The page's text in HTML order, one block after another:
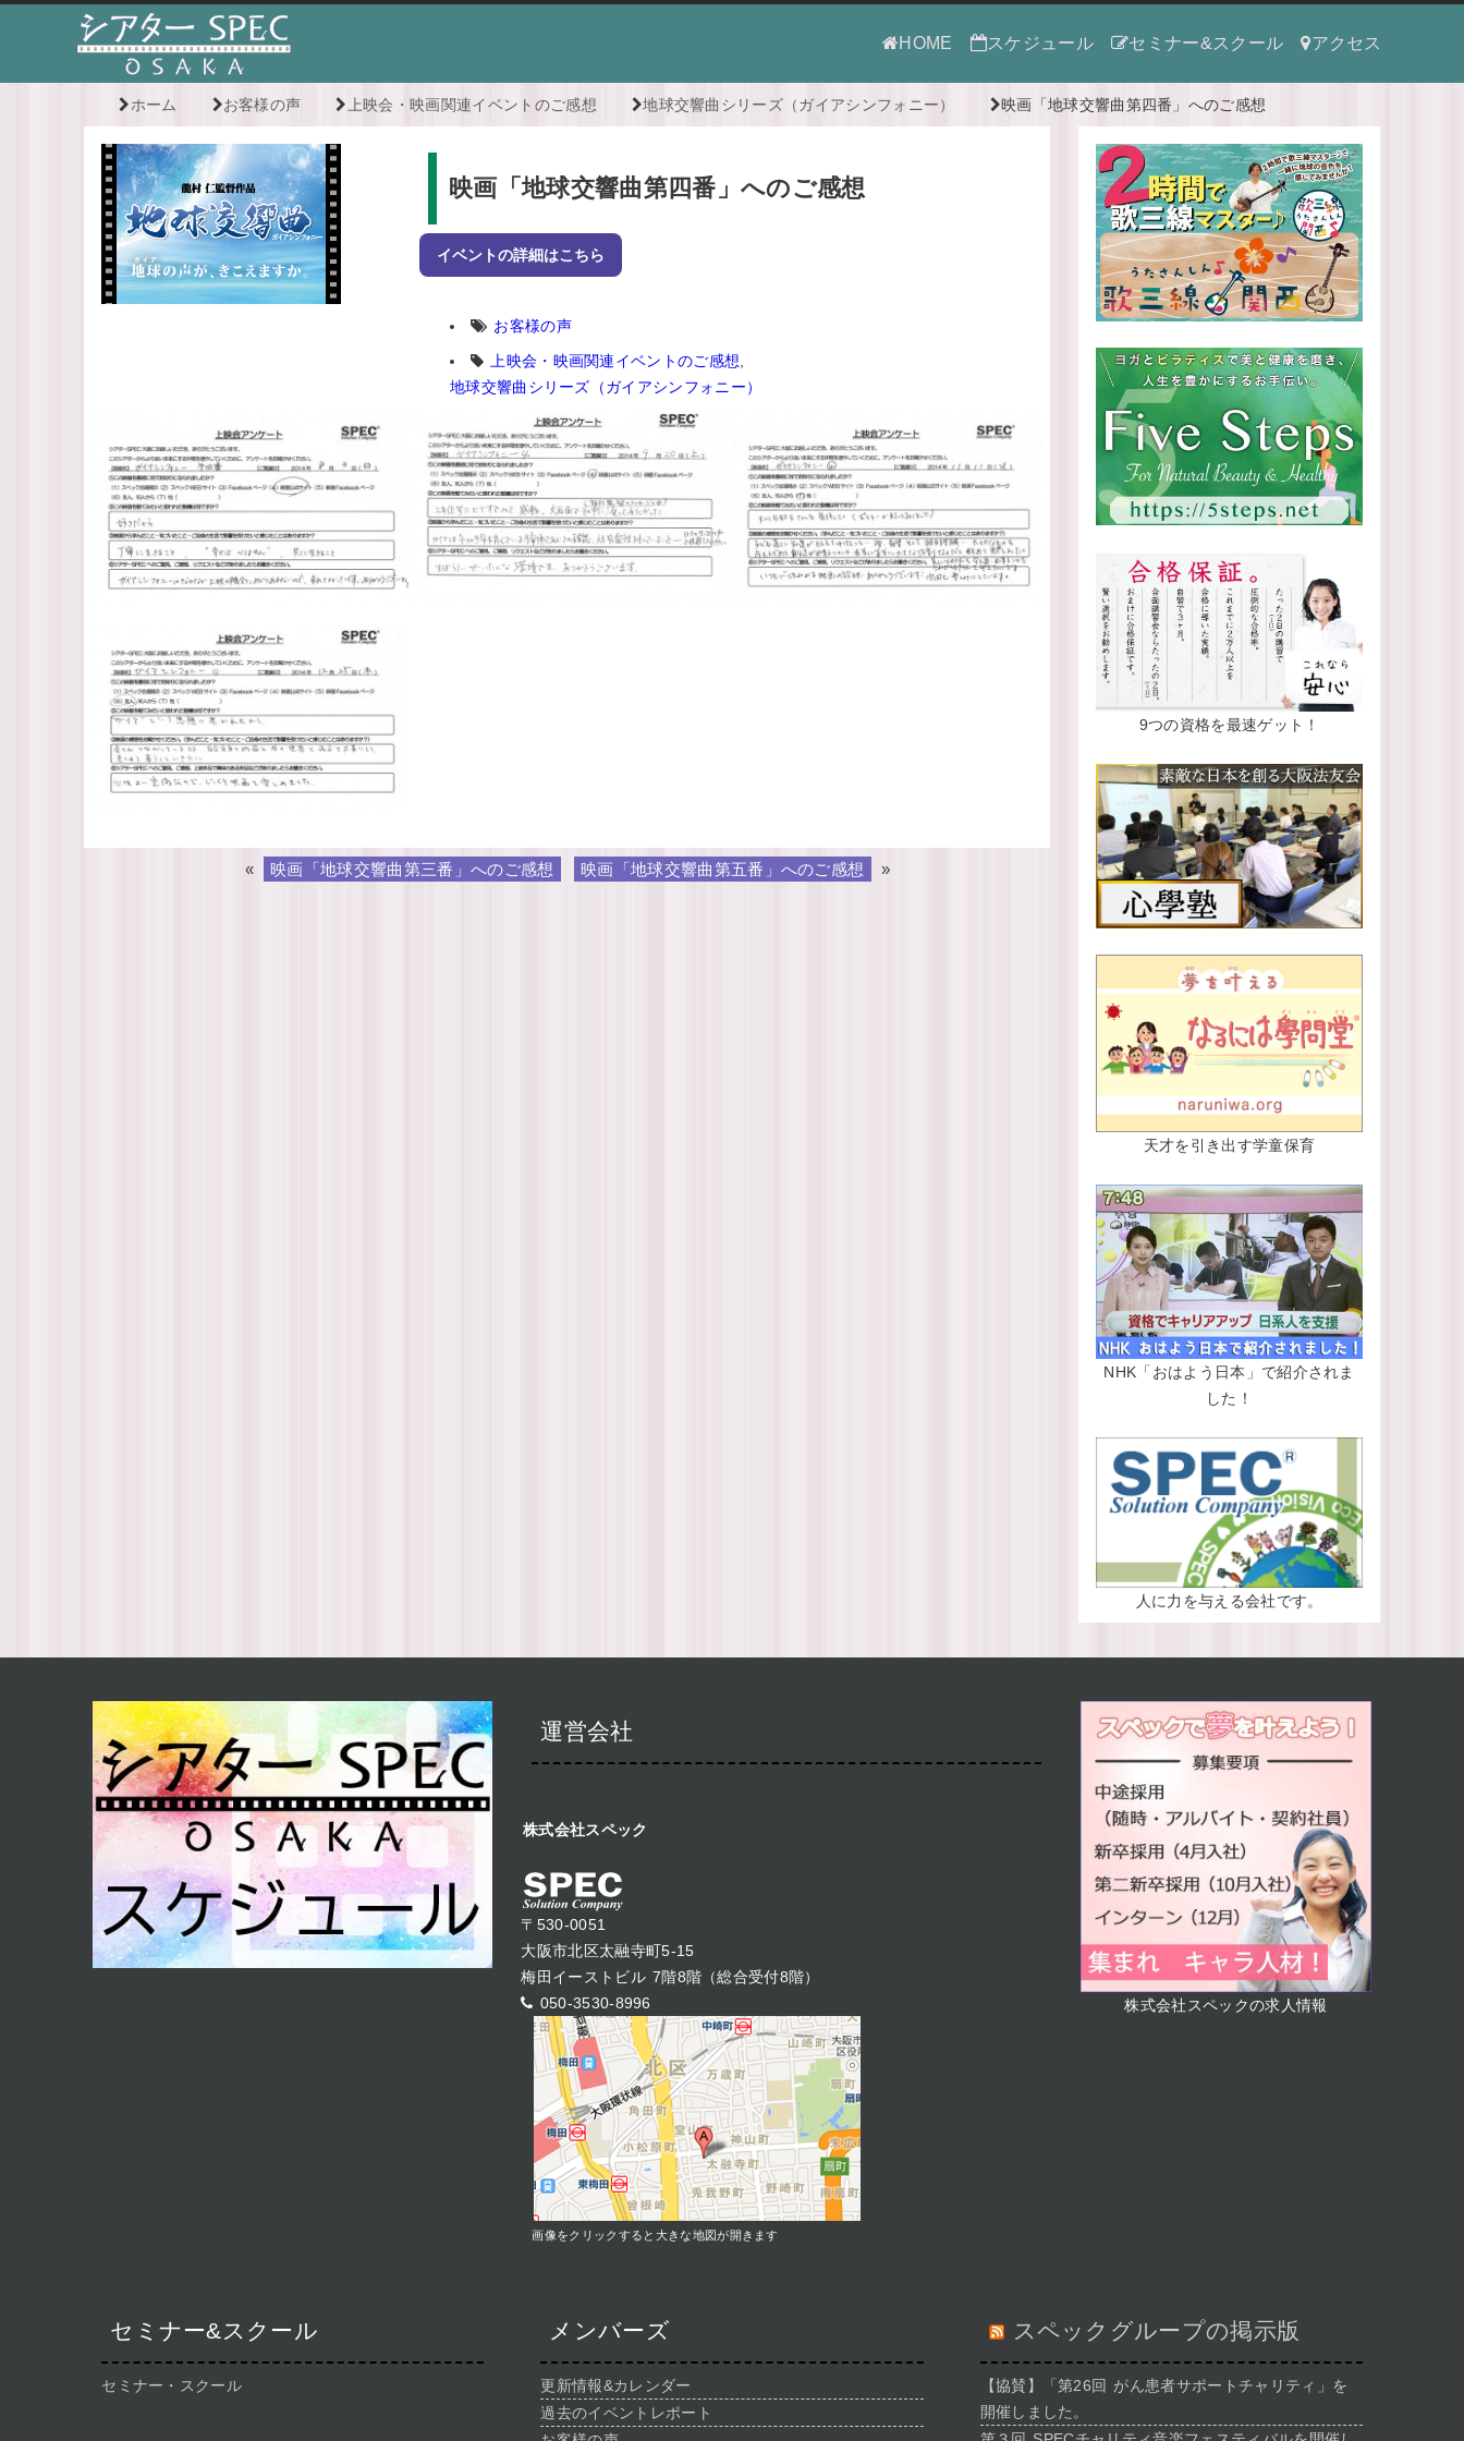
HOME スケジュール セミナー&スクール アクセス
ホーム お客様の声 上映会・映画関連イベントのご感想 地球交響曲シリーズ（ガイアシンフォニー） 映画「地球交響曲第四番」へのご感想
映画「地球交響曲第四番」へのご感想
イベントの詳細はこちら
お客様の声
上映会・映画関連イベントのご感想
地球交響曲シリーズ（ガイアシンフォニー）
« 映画「地球交響曲第三番」へのご感想 映画「地球交響曲第五番」へのご感想 »
9つの資格を最速ゲット！
天才を引き出す学童保育
NHK「おはよう日本」で紹介されま
した！
人に力を与える会社です。
運営会社
株式会社スペック
〒530-0051
大阪市北区太融寺町5-15
梅田イーストビル 7階8階（総合受付8階）
050-3530-8996
画像をクリックすると大きな地図が開きます
株式会社スペックの求人情報
セミナー&スクール
セミナー・スクール
メンバーズ
更新情報&カレンダー
過去のイベントレポート
スペックグループの掲示版
【協賛】「第26回 がん患者サポートチャリティ」を
開催しました。